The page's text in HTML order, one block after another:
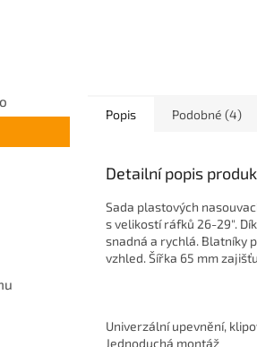
Popis Podobné (4)
Detailní popis
Sada plastových
s velikostí ráfků 26-29".
snadná a rychlá. Blatníky
vzhled. Šířka 65 mm
Univerzální upevnění,
Jednoduchá montáž